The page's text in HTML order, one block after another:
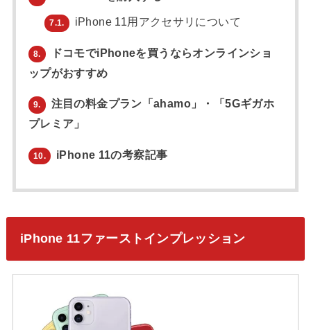
7.1. iPhone 11用アクセサリについて
8.
ドコモでiPhoneを買うならオンラインショ
ップがおすすめ
9.
注目の料金プラン「ahamo」・「5Gギガホ
プレミア」
10. iPhone 11の考察記事
iPhone 11ファーストインプレッション